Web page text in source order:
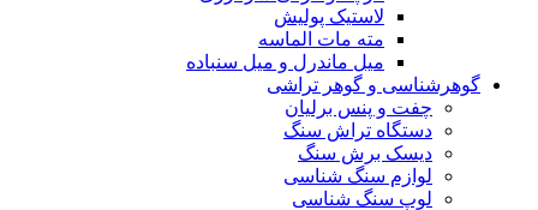
لاستیک پولیش
مته مات الماسه
میل ماندرل و میل سنباده
گوهرشناسی و گوهر تراشی
چفت و پنس برلیان
دستگاه تراش سنگ
دیسک برش سنگ
لوازم سنگ شناسی
لوپ سنگ شناسی